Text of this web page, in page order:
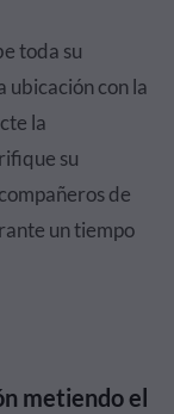
toda su
ubicación con la
la
su
de
un tiempo
metiendo el